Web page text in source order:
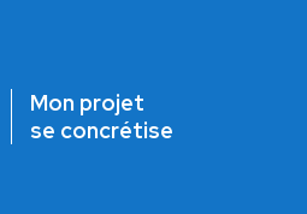
Mon projet
se concrétise